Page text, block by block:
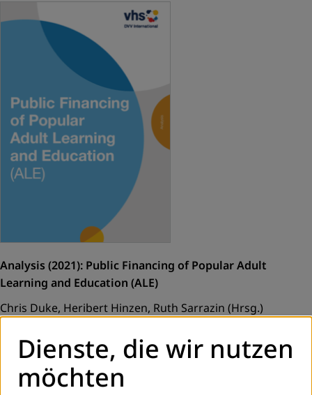
Analysis (2021): Public Financing of Popular Adult
Learning and Education (ALE)
Chris Duke, Heribert Hinzen, Ruth Sarrazin (Hrsg.)
Englisch)
Analysis Public Financing of Popular ALE (Flipbook,
Englisch)
Dienste, die wir nutzen
möchten